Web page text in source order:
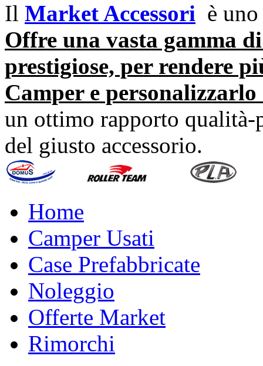
Il Market Accessori è
Offre una vasta gamma
prestigiose, per rendere
Camper e
un ottimo rapporto qualità-
del giusto accessorio.
Home
Camper Usati
Case Prefabbricate
Noleggio
Offerte Market
Rimorchi